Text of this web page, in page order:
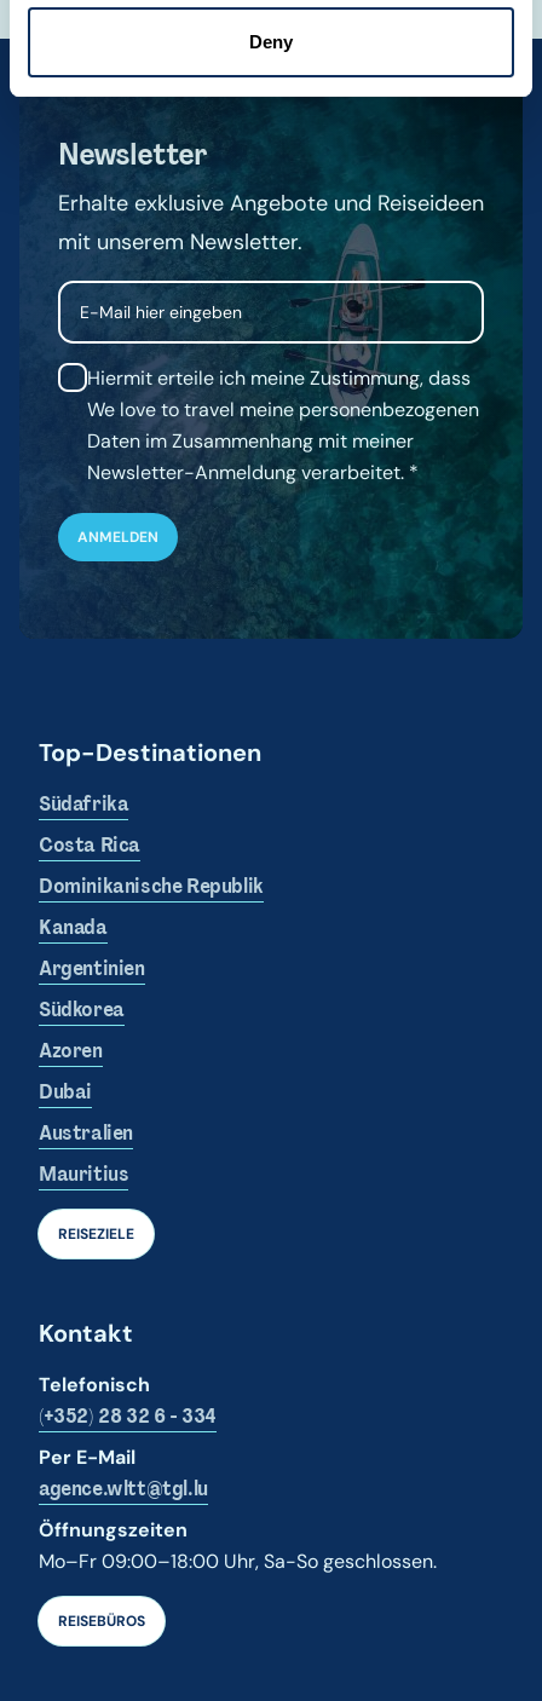
Deny
Newsletter
Erhalte exklusive Angebote und Reiseideen
mit unserem Newsletter.
Email
Hiermit erteile ich meine Zustimmung, dass
We love to travel meine personenbezogenen
Daten im Zusammenhang mit meiner
Newsletter-Anmeldung verarbeitet.
Top-Destinationen
Südafrika
Costa Rica
Dominikanische Republik
Kanada
Argentinien
Südkorea
Azoren
Dubai
Australien
Mauritius
REISEZIELE
Kontakt
Telefonisch
(+352) 28 32 6 - 334
Per E-Mail
agence.wltt@tgl.lu
Öffnungszeiten
Mo–Fr 09:00–18:00 Uhr, Sa-So geschlossen.
REISEBÜROS